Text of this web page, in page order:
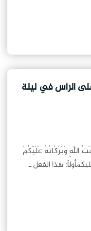
الرأس في ليلة
اللَّهِ وَبَرَكَاتُهُ عَلَيْكُمْ
هذا الفعل ـ